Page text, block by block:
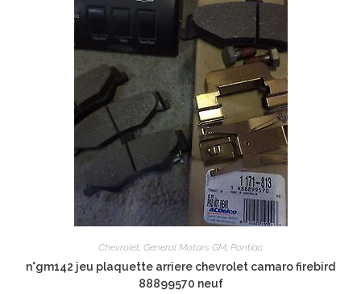
Chevrolet General Motors GM Pontiac
n°gm142 jeu plaquette arriere chevrolet camaro firebird
88899570 neuf